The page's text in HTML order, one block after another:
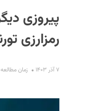
پیروزی
رمزارزی
۷ آذر ۱۴۰۳ زمان مطالعه : ۳